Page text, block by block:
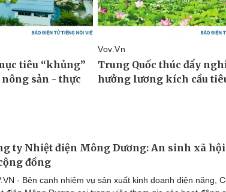
ty Nhiệt điện Mông Dương: An sinh xã
đồng
- Bên cạnh nhiệm vụ sản xuất kinh doanh điện năng,